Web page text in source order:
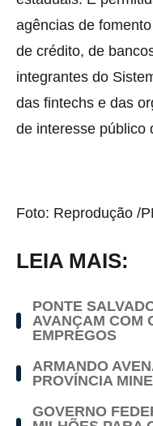
agências de
de crédito, de
integrantes do
das fintechs e das
de interesse público
Foto: Reprodução /
LEIA MAIS:
PONTE
AVANÇAM COM
EMPREGOS
ARMANDO
PROVÍNCIA
GOVERNO